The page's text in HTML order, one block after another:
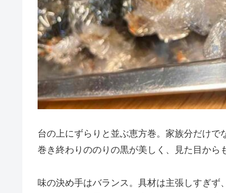
台の上にずらりと並ぶ恵方巻。家族分だけで
巻き終わりののりの黒が美しく、見た目から
味の決め手はバランス。具材は主張しすぎ